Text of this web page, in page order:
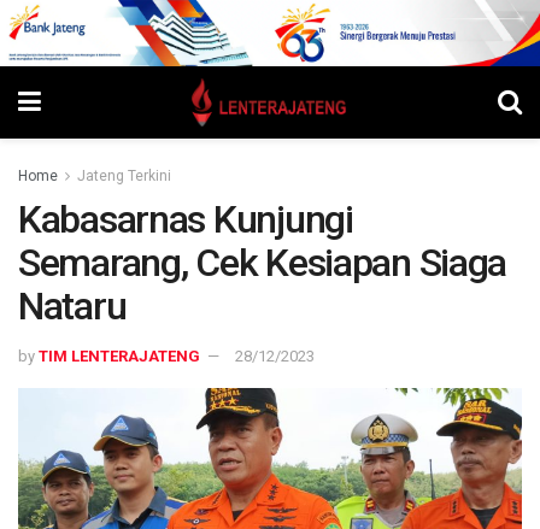
Home Jateng Terkini
Kabasarnas Kunjungi
Semarang, Cek Kesiapan Siaga
Nataru
by TIM LENTERAJATENG 28/12/2023